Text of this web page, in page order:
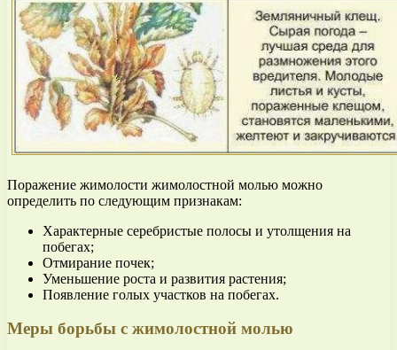
Поражение жимолости жимолостной молью можно
определить по следующим признакам:
Характерные серебристые полосы и утолщения на
побегах;
Отмирание почек;
Уменьшение роста и развития растения;
Появление голых участков на побегах.
Меры борьбы с жимолостной молью